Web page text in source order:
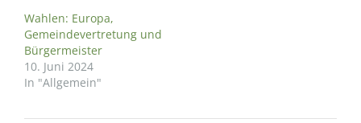
Wahlen: Europa,
Gemeindevertretung und
Bürgermeister
10. Juni 2024
In "Allgemein"